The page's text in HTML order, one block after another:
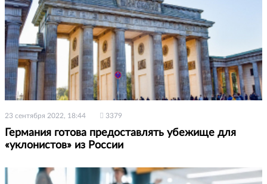
23 сентября 2022, 18:44 3379
Германия готова предоставлять убежище для
«уклонистов» из России